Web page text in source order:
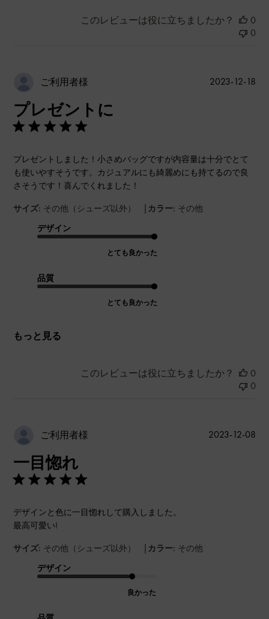
このレビューは役に立ちましたか？
0
0
ご利用者様
プレゼントに
プレゼントしました！小さめバッグですが内容量は十分でとて
も使いやすそうです。カジュアルにも綺麗めにも持てるので良
さそうです！喜んでくれました！
サイズ: その他（シューズ以外） | カラー: その他
デザイン
とても良かった
品質
とても良かった
もっと見る
公
2023-12-18
このレビューは役に立ちましたか？
0
0
ご利用者様
一目惚れ
デザインと色に一目惚れして購入しました。
最高可愛い!
サイズ: その他（シューズ以外） | カラー: その他
デザイン
良かった
公
2023-12-08